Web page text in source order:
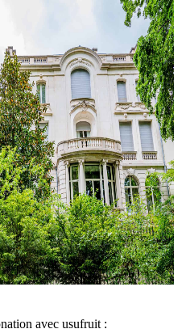
avec usufruit :